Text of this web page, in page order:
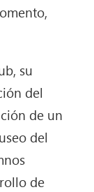
su
del
de un
del
de